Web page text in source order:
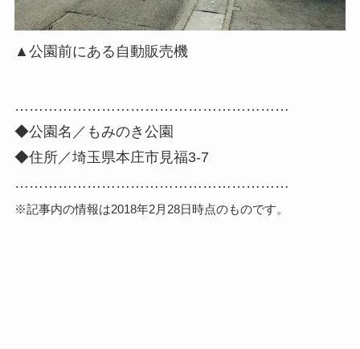
▲公園前にある自動販売機
…………………………………………………
◆公園名／もみのき公園
◆住所／埼玉県本庄市見福3-7
…………………………………………………
※記事内の情報は2018年2月28日時点のものです。